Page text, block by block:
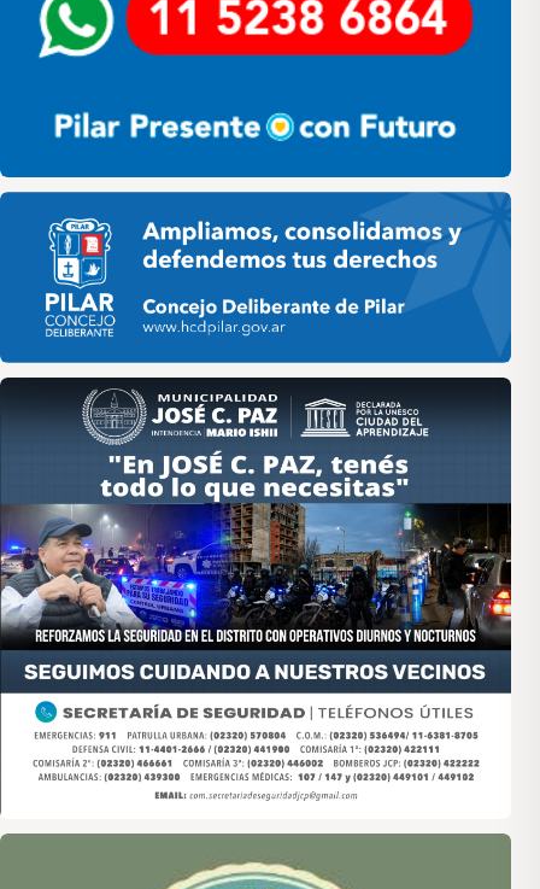
Pilar HCD
Asociación de Medios Vecinales